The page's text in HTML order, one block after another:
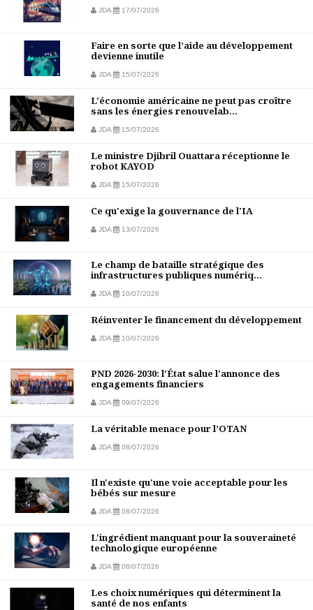
JDA 17/07/2026
Faire en sorte que l’aide au développement
devienne inutile
JDA 15/07/2026
L'économie américaine ne peut pas croître
sans les énergies renouvelab...
JDA 15/07/2026
Le ministre Djibril Ouattara réceptionne le
robot KAYOD
JDA 15/07/2026
Ce qu'exige la gouvernance de l'IA
JDA 13/07/2026
Le champ de bataille stratégique des
infrastructures publiques numériq...
JDA 10/07/2026
Réinventer le financement du développement
JDA 10/07/2026
PND 2026-2030: l'État salue l'annonce des
engagements financiers
JDA 09/07/2026
La véritable menace pour l’OTAN
JDA 08/07/2026
Il n'existe qu'une voie acceptable pour les
bébés sur mesure
JDA 08/07/2026
L'ingrédient manquant pour la souveraineté
technologique européenne
JDA 08/07/2026
Les choix numériques qui déterminent la
santé de nos enfants